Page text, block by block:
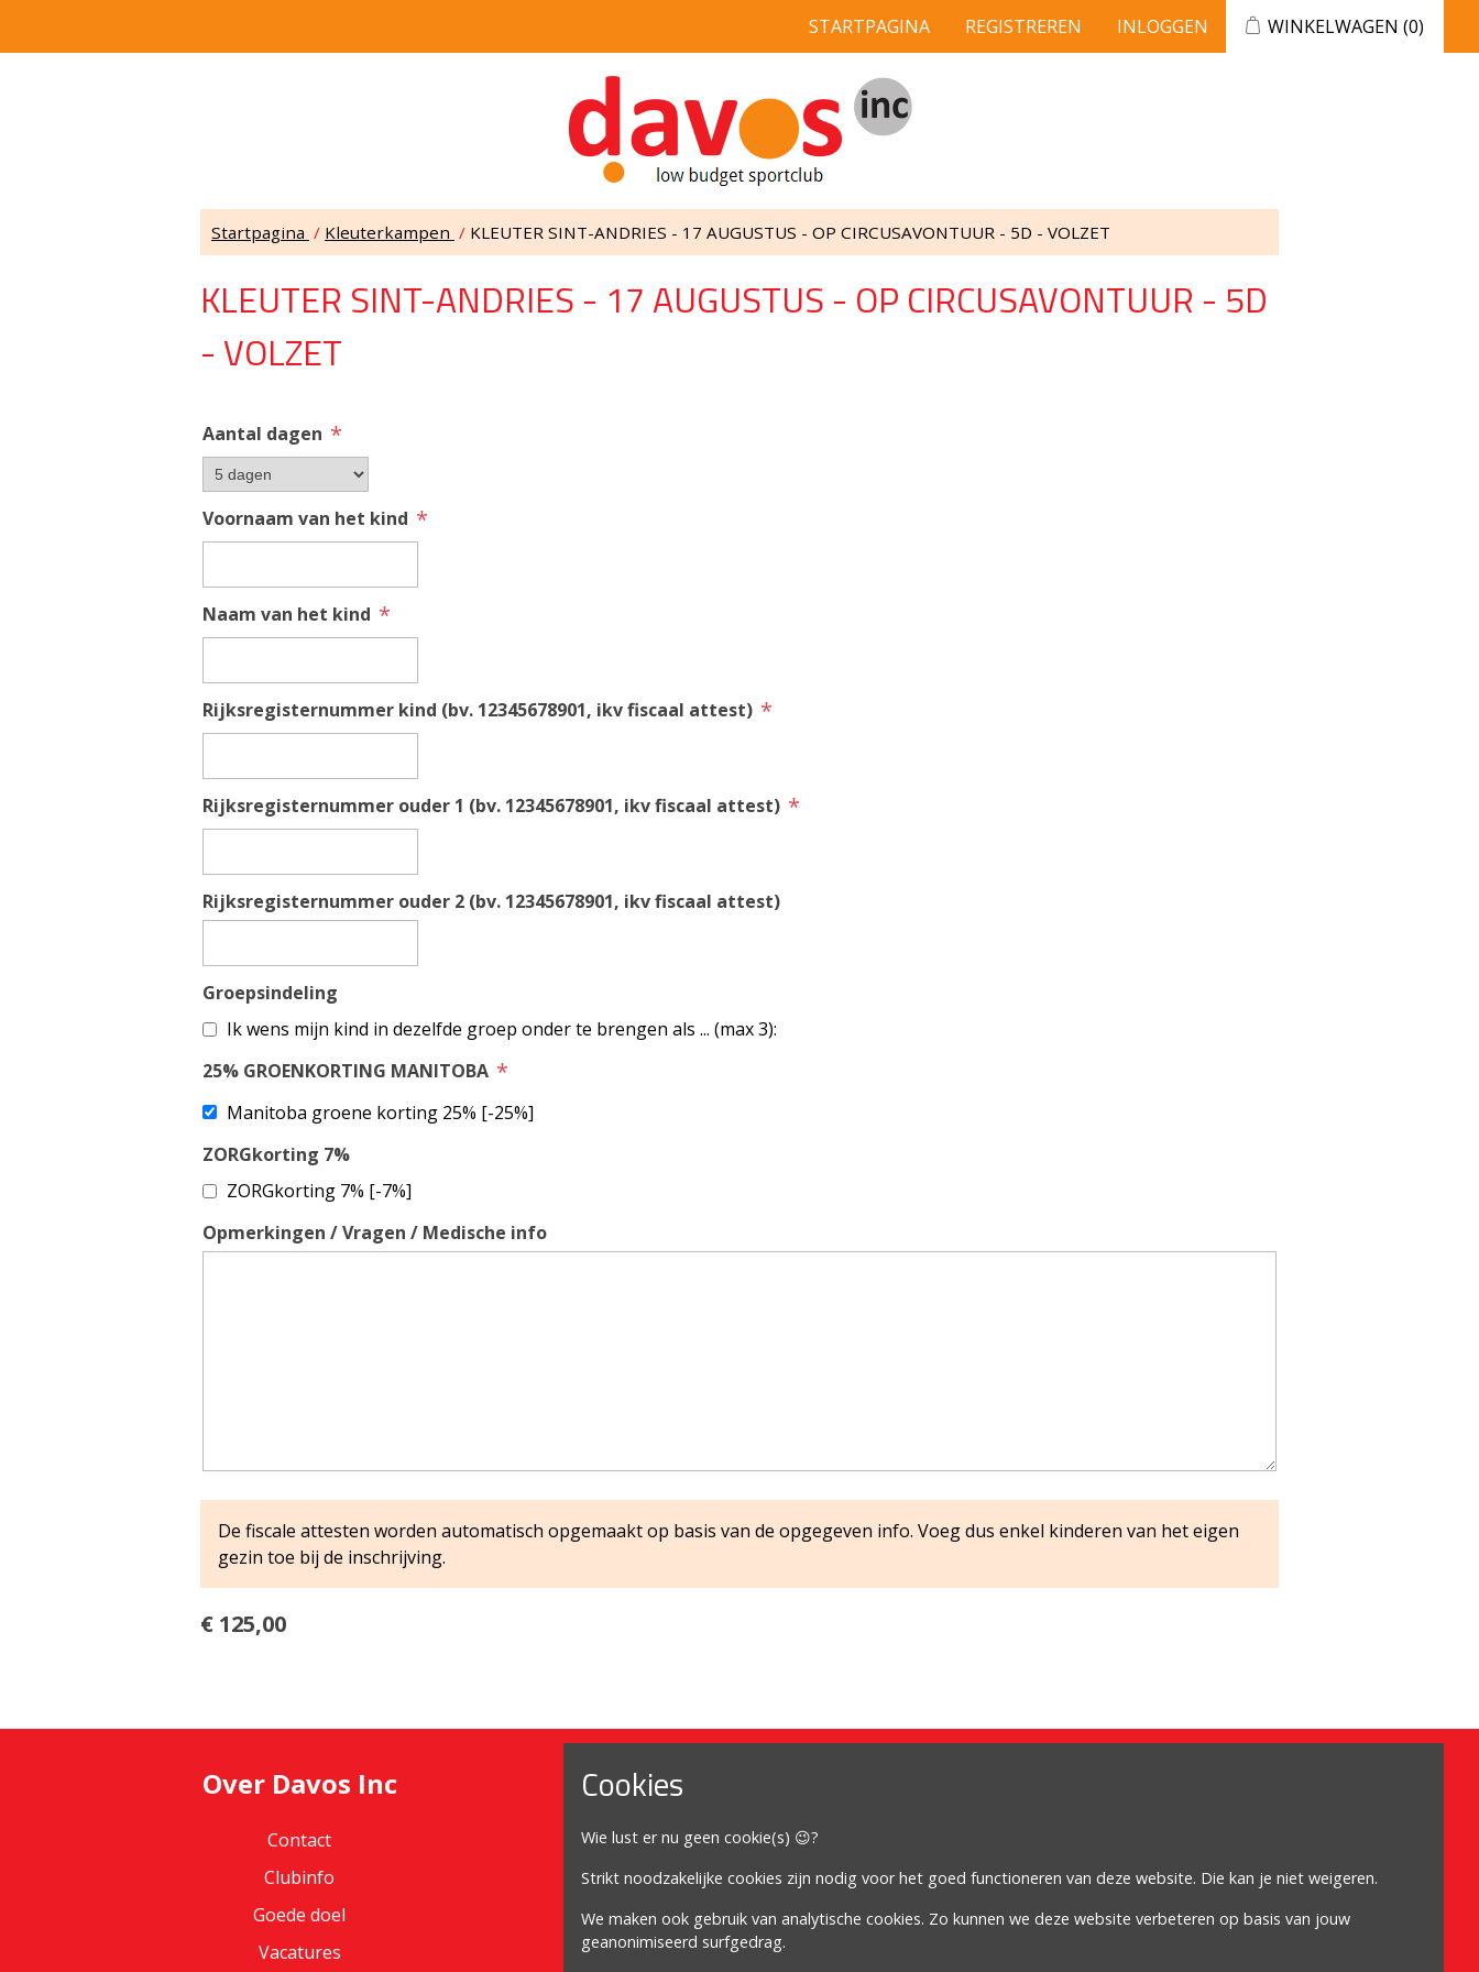
STARTPAGINA REGISTREREN INLOGGEN WINKELWAGEN (0)
Cookies
Wie lust er nu geen cookie(s) 😉?
Strikt noodzakelijke cookies zijn nodig voor het goed functioneren van deze website. Die kan je niet weigeren.
We maken ook gebruik van analytische cookies. Zo kunnen we deze website verbeteren op basis van jouw
geanonimiseerd surfgedrag.
Startpagina / Kleuterkampen / KLEUTER SINT-ANDRIES - 17 AUGUSTUS - OP CIRCUSAVONTUUR - 5D - VOLZET
KLEUTER SINT-ANDRIES - 17 AUGUSTUS - OP CIRCUSAVONTUUR - 5D
- VOLZET
Aantal dagen *
Voornaam van het kind *
Naam van het kind *
Rijksregisternummer kind (bv. 12345678901, ikv fiscaal attest) *
Rijksregisternummer ouder 1 (bv. 12345678901, ikv fiscaal attest) *
Rijksregisternummer ouder 2 (bv. 12345678901, ikv fiscaal attest)
Groepsindeling
Ik wens mijn kind in dezelfde groep onder te brengen als ... (max 3):
25% GROENKORTING MANITOBA *
Manitoba groene korting 25% [-25%]
ZORGkorting 7%
ZORGkorting 7% [-7%]
Opmerkingen / Vragen / Medische info
De fiscale attesten worden automatisch opgemaakt op basis van de opgegeven info. Voeg dus enkel kinderen van het eigen
gezin toe bij de inschrijving.
€ 125,00
Over Davos Inc
Contact
Clubinfo
Goede doel
Vacatures
Mijn account
Mijn account
Bestellingen
Adressen
Winkelwagen
Cookiebeleid
Privacybeleid